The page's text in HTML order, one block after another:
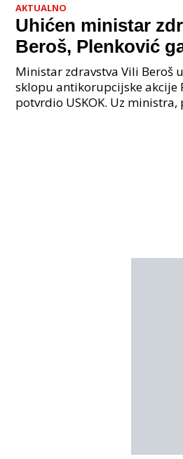
AKTUALNO
Uhićen ministar
Beroš, Plenković
Istraga USKOK-a
Ministar zdravstva Vili Beroš
sklopu antikorupcijske akcije
potvrdio USKOK. Uz